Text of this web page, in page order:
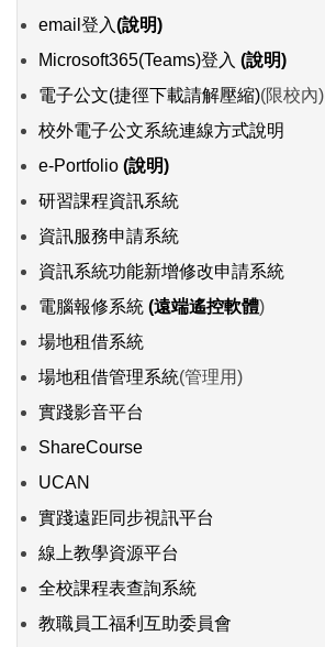
email登入(說明)
Microsoft365(Teams)登入 (說明)
電子公文(捷徑下載請解壓縮)(限校內)
校外電子公文系統連線方式說明
e-Portfolio (說明)
研習課程資訊系統
資訊服務申請系統
資訊系統功能新增修改申請系統
電腦報修系統 (遠端遙控軟體)
場地租借系統
場地租借管理系統(管理用)
實踐影音平台
ShareCourse
UCAN
實踐遠距同步視訊平台
線上教學資源平台
全校課程表查詢系統
教職員工福利互助委員會